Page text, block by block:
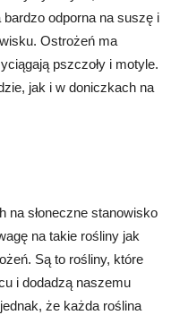
odporna na suszę i
Ostrożeń ma
pszczoły i motyle.
jak i w doniczkach na
na słoneczne stanowisko
na takie rośliny jak
Są to rośliny, które
i dodadzą naszemu
że każda roślina